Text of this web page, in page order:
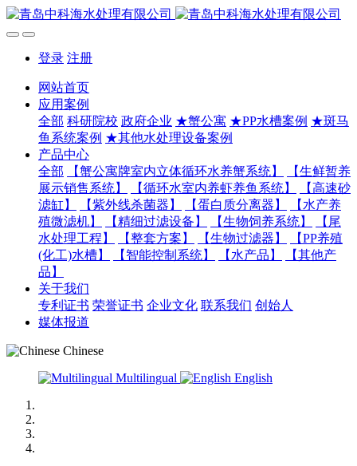
登录 注册
网站首页
应用案例
全部 科研院校 政府企业 ★蟹公寓 ★PP水槽案例 ★斑马
鱼系统案例 ★其他水处理设备案例
产品中心
全部
【蟹公寓牌室内立体循环水养蟹系统】
【生鲜暂养
展示销售系统】
【循环水室内养虾养鱼系统】
【高速砂
滤缸】
【紫外线杀菌器】 【蛋白质分离器】
【水产养
殖微滤机】
【精细过滤设备】 【生物饲养系统】
【尾
水处理工程】
【整套方案】 【生物过滤器】
【PP养殖
(化工)水槽】
【智能控制系统】 【水产品】
【其他产
品】
关于我们
专利证书 荣誉证书 企业文化 联系我们 创始人
媒体报道
Chinese
Multilingual
English